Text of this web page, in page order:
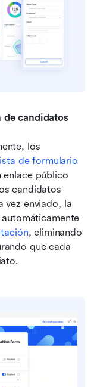
de candidatos
los
de formulario
enlace público
candidatos
vez enviado, la
, eliminando
que cada